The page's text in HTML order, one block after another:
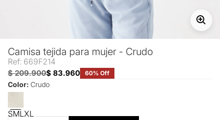
Camisa tejida para mujer - Crudo
Ref: 669F214
$ 209.900$ 83.960 60% Off
Color: Crudo
SML XL